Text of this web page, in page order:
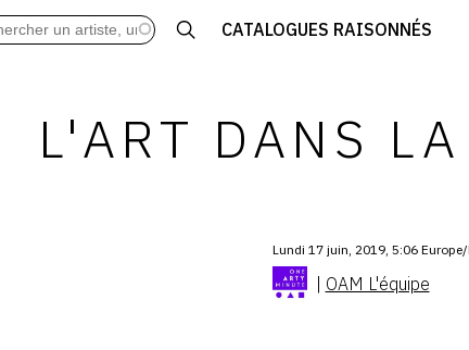
CATALOGUES RAISONNÉS
ARCHIVES DES EXPOSITIONS
LEXIQUE ARTISTIQUE
CRÉER
L'ART DANS
Lundi 17 juin, 2019, 5:06
OAM L'équipe